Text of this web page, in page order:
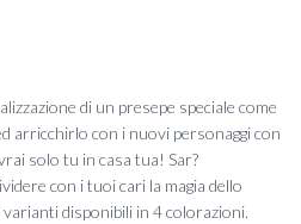
di un presepe speciale come
arricchirlo con i nuovi personaggi con
solo tu in casa tua! Sar?
con i tuoi cari la magia dello
disponibili in 4 colorazioni.